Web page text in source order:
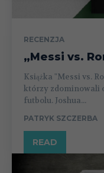
RECENZJA
„Messi vs.
Książka "Messi vs.
którzy zdominowali
futbolu. Joshua...
PATRYK SZCZERBA
READ